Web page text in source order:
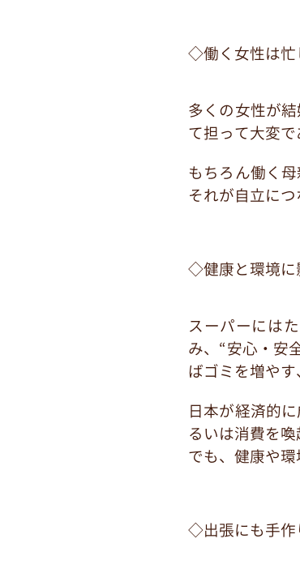
◇働く女性は忙
多くの女性が
て担って大変
もちろん働く
それが自立に
◇健康と環境に
スーパーには
み、“安心・安
ばゴミを増やす
日本が経済的
るいは消費を
でも、健康や
◇出張にも手作